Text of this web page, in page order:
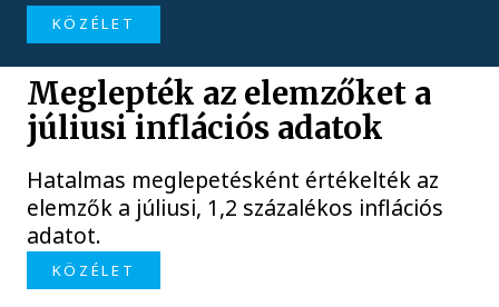
KÖZÉLET
Meglepték az elemzőket a
júliusi inflációs adatok
Hatalmas meglepetésként értékelték az
elemzők a júliusi, 1,2 százalékos inflációs
adatot.
KÖZÉLET